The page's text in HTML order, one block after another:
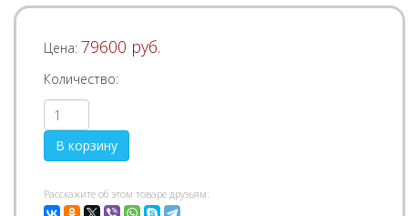
Цена: 79600 руб.
Количество:
Pасскажите об этом товаре друзьям: